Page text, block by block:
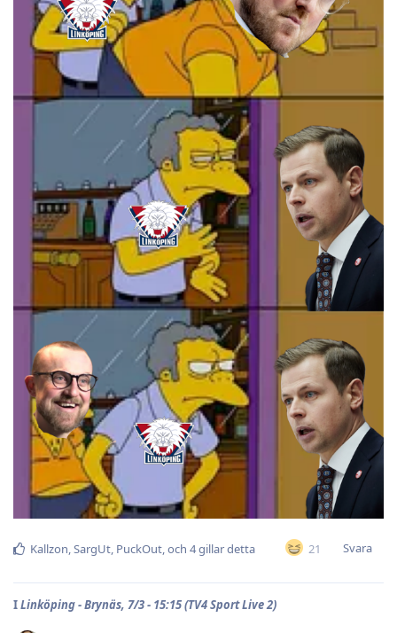
21 Svara
Kallzon,SargUt, PuckOut, och 4gillar detta
ILinköping - Brynäs, 7/3 - 15:15 (TV4 Sport Live 2)